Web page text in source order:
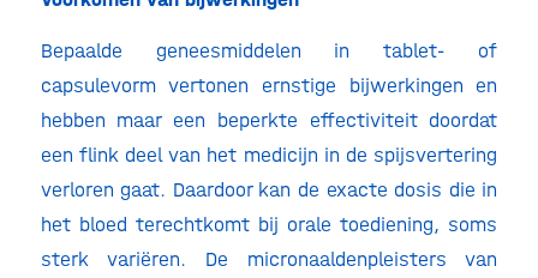
Bepaalde geneesmiddelen in tablet- of
capsulevorm vertonen ernstige bijwerkingen en
hebben maar een beperkte effectiviteit doordat
een flink deel van het medicijn in de spijsvertering
verloren gaat. Daardoor kan de exacte dosis die in
het bloed terechtkomt bij orale toediening, soms
sterk variëren. De micronaaldenpleisters van